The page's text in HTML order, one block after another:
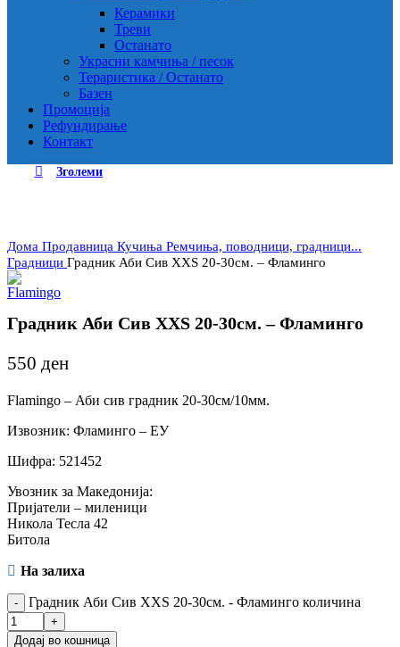
Керамики
Треви
Останато
Украсни камчиња / песок
Тераристика / Останато
Базен
Промоција
Рефундирање
Контакт
Зголеми
Дома Продавница Кучиња Ремчиња, поводници, градници...
Градници Градник Аби Сив XXS 20-30см. – Фламинго
Градник Аби Сив XXS 20-30см. – Фламинго
550 ден
Flamingo – Аби сив градник 20-30см/10мм.
Извозник: Фламинго – ЕУ
Шифра: 521452
Увозник за Македонија:
Пријатели – миленици
Никола Тесла 42
Битола
На залиха
Градник Аби Сив XXS 20-30см. - Фламинго количина
Додај во кошница